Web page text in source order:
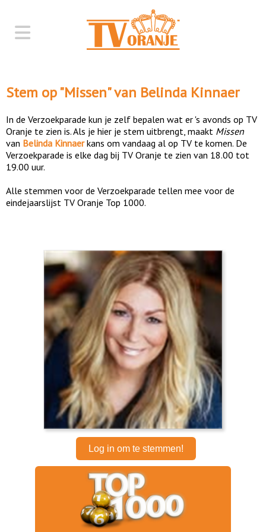
Stem op "Missen" van Belinda Kinnaer
In de Verzoekparade kun je zelf bepalen wat er 's avonds op TV
Oranje te zien is. Als je hier je stem uitbrengt, maakt Missen
van Belinda Kinnaerkans om vandaag al op TV te komen. De
Verzoekparade is elke dag bij TV Oranje te zien van 18.00 tot
19.00 uur.
Alle stemmen voor de Verzoekparade tellen mee voor de
eindejaarslijst TV Oranje Top 1000.
Log in om te stemmen!